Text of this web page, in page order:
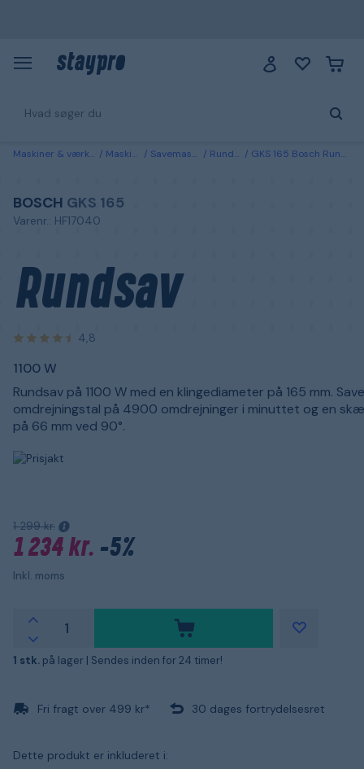
Maskiner & værktøj Maskiner Savemaskiner Rundsave GKS 165 Bosch Rundsav 1100 W
BOSCH GKS 165
Varenr.: HF17040
Rundsav
4,8
1100 W
Rundsav på 1100 W med en klingediameter på 165 mm.
omdrejningstal på 4900 omdrejninger i minuttet og en
på 66 mm ved 90°.
1 299 kr.
1 234 kr. -5%
Inkl. moms
1 stk. på lager | Sendes inden for 24 timer!
Fri fragt over 499 kr* 30 dages fortrydelsesret
Dette produkt er inkluderet i: